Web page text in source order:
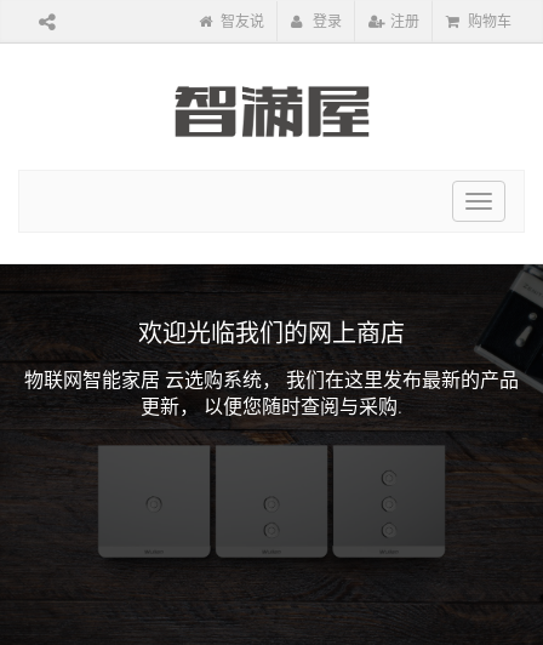
智友说 登录 注册 购物车
Toggle
欢迎光临我们的网上商店
物联网智能家居 云选购系统， 我们在这里发布最新的产品
更新， 以便您随时查阅与采购.